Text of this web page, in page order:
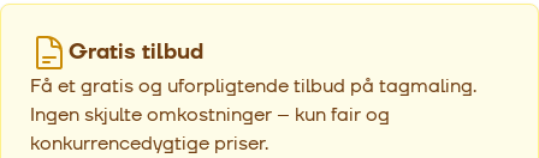
Gratis tilbud
Få et gratis og uforpligtende tilbud på tagmaling.
Ingen skjulte omkostninger – kun fair og
konkurrencedygtige priser.